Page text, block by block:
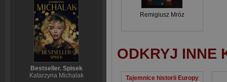
Bestseller. Spisek
Katarzyna Michalak
Remigiusz Mróz
ODKRYJ INNE
Tajemnice historii Europy